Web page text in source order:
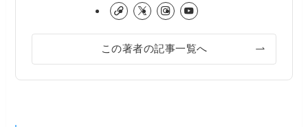
この著者の記事一覧へ